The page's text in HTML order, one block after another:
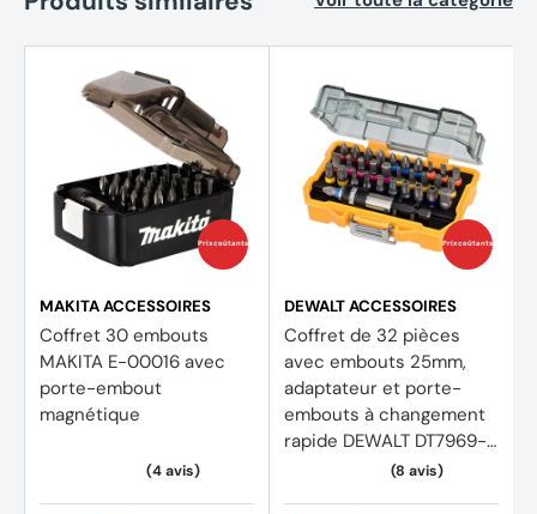
Prix coûtants
MAKITA ACCESSOIRES
Coffret 30 embouts
MAKITA E-00016 avec
porte-embout
magnétique
Prix coûtants
DEWALT ACCESSOIRES
Coffret de 32 pièces
avec embouts 25mm,
adaptateur et porte-
embouts à changement
rapide DEWALT DT7969-